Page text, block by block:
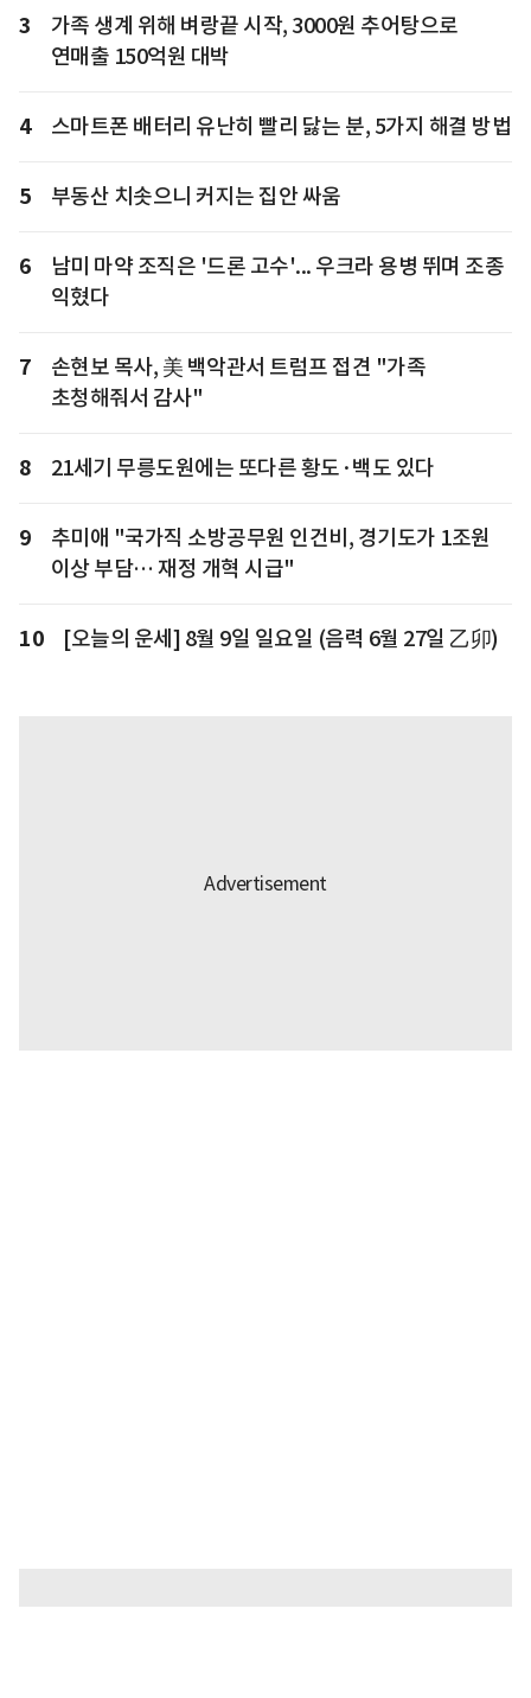
3
가족 생계 위해 벼랑끝 시작, 3000원 추어탕으로
연매출 150억원 대박
4 스마트폰 배터리 유난히 빨리 닳는 분, 5가지 해결 방법
5 부동산 치솟으니 커지는 집안 싸움
6
남미 마약 조직은 '드론 고수'... 우크라 용병 뛰며 조종
익혔다
7
손현보 목사, 美 백악관서 트럼프 접견 "가족
초청해줘서 감사"
8 21세기 무릉도원에는 또다른 황도·백도 있다
9
추미애 "국가직 소방공무원 인건비, 경기도가 1조원
이상 부담… 재정 개혁 시급"
10 [오늘의 운세] 8월 9일 일요일 (음력 6월 27일 乙卯)